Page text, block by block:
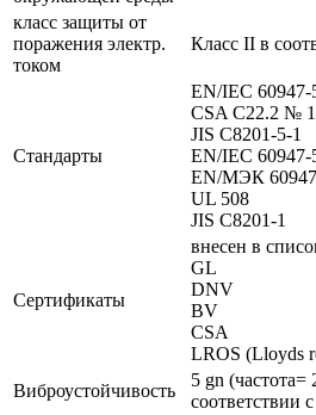
класс защиты от
поражения электр.
током
Класс II в
Стандарты
EN/IEC 60947-
CSA C22.2 №
JIS C8201-5-1
EN/IEC 60947-
EN/МЭК
UL 508
JIS C8201-1
Сертификаты
внесен в
GL
DNV
BV
CSA
LROS (Lloyds
Виброустойчивость
5 gn
соответствии